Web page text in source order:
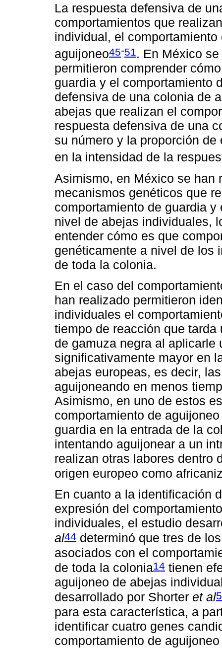
La respuesta defensiva de
comportamientos que
individual, el
aguijoneo45-51. En México
permitieron comprender
guardia y el comportamiento
defensiva de una colonia de
abejas que realizan el
respuesta defensiva de una
su número y la proporción
en la intensidad de la
Asimismo, en México se han
mecanismos genéticos que
comportamiento de guardia
nivel de abejas individuales,
entender cómo es que
genéticamente a nivel de los
de toda la colonia.
En el caso del
han realizado permitieron
individuales el
tiempo de reacción que
de gamuza negra al
significativamente mayor en
abejas europeas, es decir,
aguijoneando en menos
Asimismo, en uno de estos
comportamiento de
guardia en la entrada de la
intentando aguijonear a un
realizan otras labores dentro
origen europeo como
En cuanto a la identificación
expresión del
individuales, el estudio
al44 determinó que tres de
asociados con el
de toda la colonia14 tienen
aguijoneo de abejas
desarrollado por Shorter et al
para esta característica, a
identificar cuatro genes
comportamiento de